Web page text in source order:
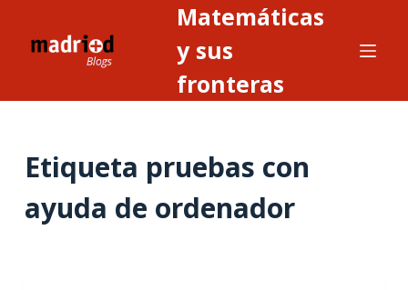
Matemáticas
y sus
fronteras
Etiqueta pruebas con
ayuda de ordenador